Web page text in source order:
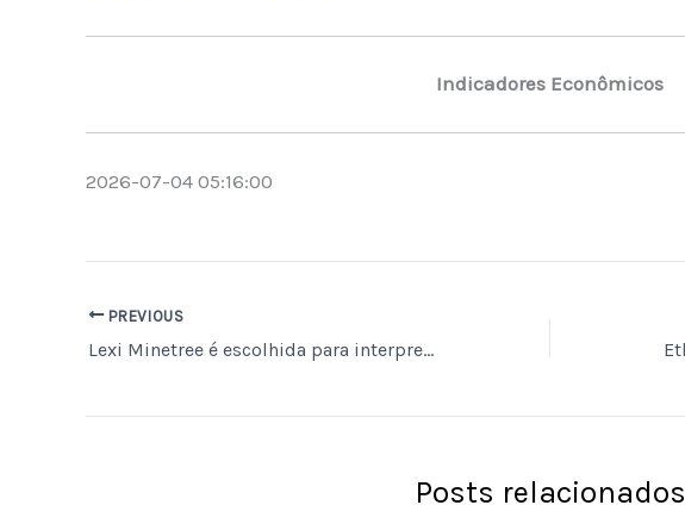
Indicadores Econômicos
2026-07-04 05:16:00
PREVIOUS
Lexi Minetree é escolhida para interpretar Elle Woods na nova série ‘Elle: Legalmente Loira’ do Prime Video
Posts relacionados